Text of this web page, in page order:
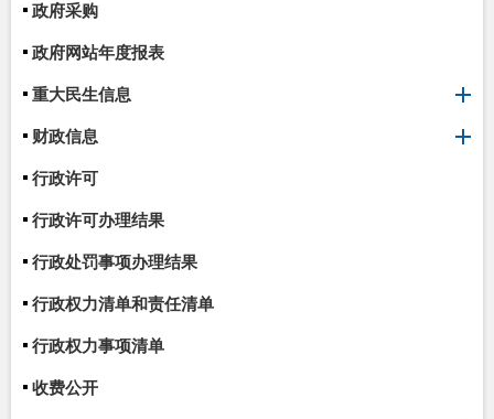
政府采购
政府网站年度报表
重大民生信息
财政信息
行政许可
行政许可办理结果
行政处罚事项办理结果
行政权力清单和责任清单
行政权力事项清单
收费公开